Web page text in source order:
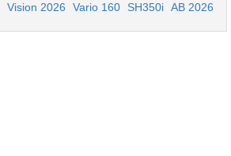
Vision 2026 Vario 160 SH350i AB 2026